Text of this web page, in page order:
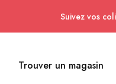
Suivez vos
Trouver un magasin